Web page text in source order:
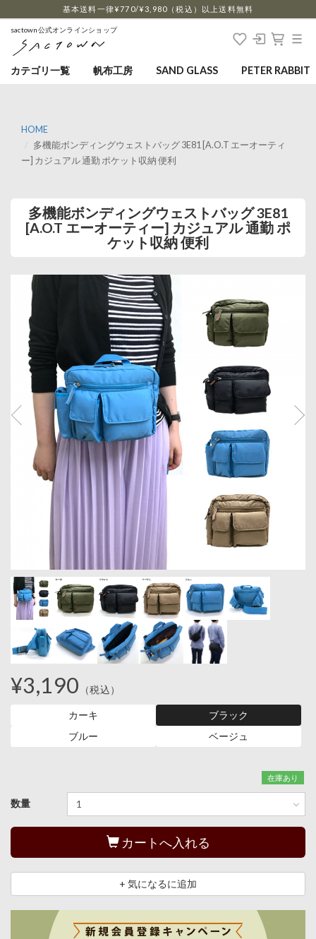
基本送料一律¥770/¥3,980（税込）以上送料無料
sactown公式オンラインショップ
カテゴリ一覧 帆布工房 SAND GLASS PETER RABBIT
HOME
多機能ボンディングウェストバッグ 3E81 [A.O.T エーオーティ
ー] カジュアル 通勤 ポケット収納 便利
多機能ボンディングウェストバッグ 3E81
[A.O.T エーオーティー] カジュアル 通勤 ポ
ケット収納 便利
¥3,190 （税込）
カーキ
ブラック
ブルー
ベージュ
在庫あり
数量
カートへ入れる
+ 気になるに追加